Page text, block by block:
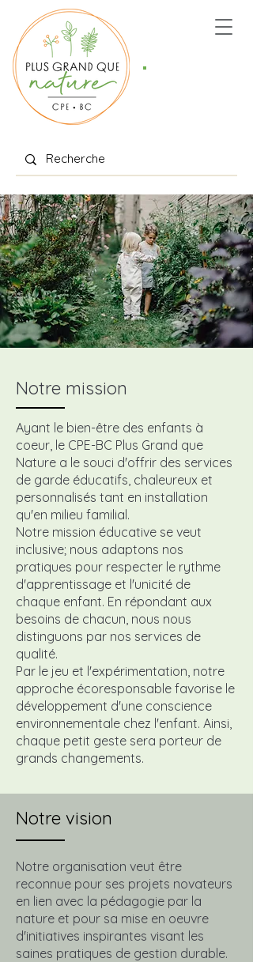
Notre mission
Ayant le bien-être des enfants à
coeur, le CPE-BC Plus Grand que
Nature a le souci d'offrir des services
de garde éducatifs, chaleureux et
personnalisés tant en installation
qu'en milieu familial.
Notre mission éducative se veut
inclusive; nous adaptons nos
pratiques pour respecter le rythme
d'apprentissage et l'unicité de
chaque enfant. En répondant aux
besoins de chacun, nous nous
distinguons par nos services de
qualité.
Par le jeu et l'expérimentation, notre
approche écoresponsable favorise le
développement d'une conscience
environnementale chez l'enfant. Ainsi,
chaque petit geste sera porteur de
grands changements.
Notre vision
Notre organisation veut être
reconnue pour ses projets novateurs
en lien avec la pédagogie par la
nature et pour sa mise en oeuvre
d'initiatives inspirantes visant les
saines pratiques de gestion durable.